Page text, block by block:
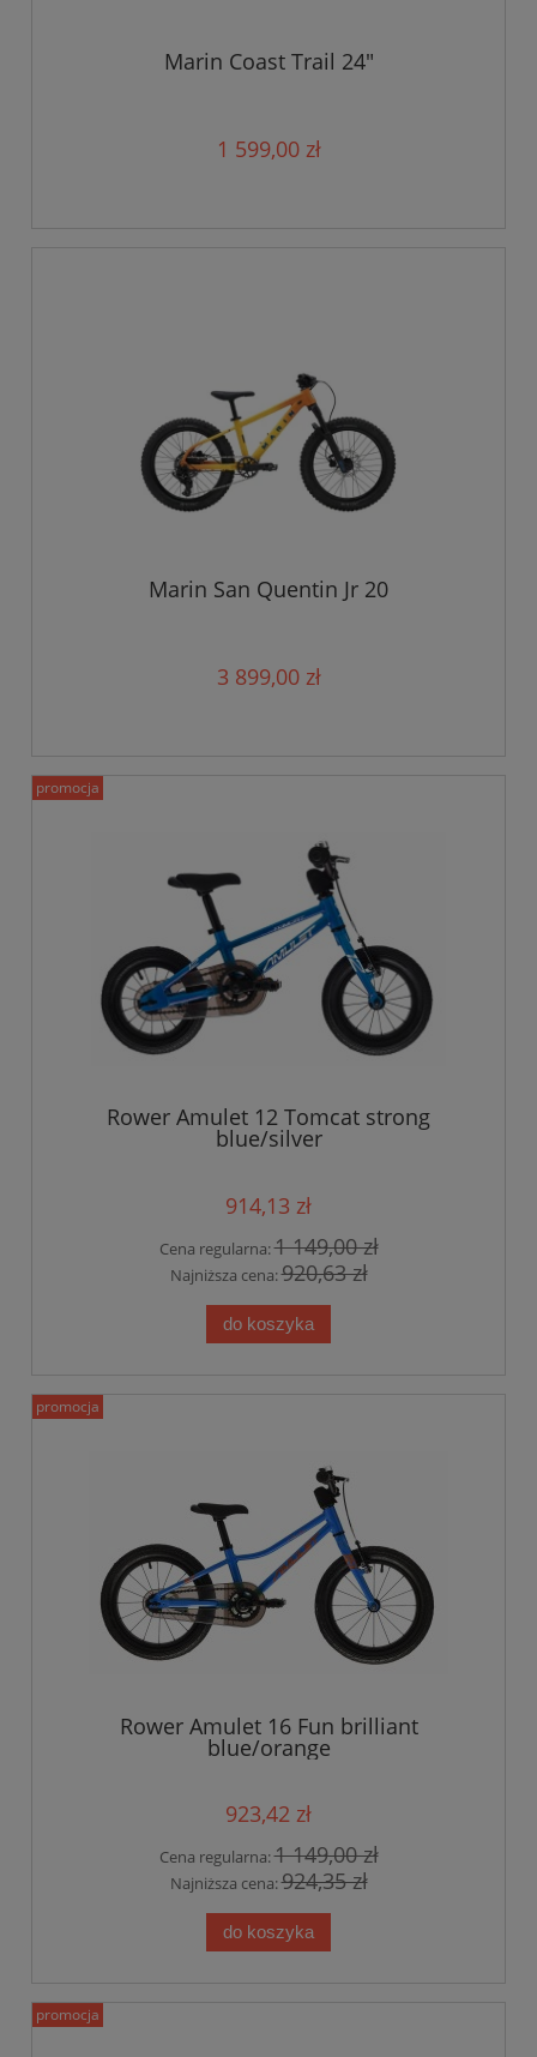
Marin Coast Trail 24"
1 599,00 zł
Marin San Quentin Jr 20
3 899,00 zł
Rower Amulet 12 Tomcat strong
blue/silver
914,13 zł
Cena regularna:1 149,00 zł
Najniższa cena:920,63 zł
do koszyka
promocja
Rower Amulet 16 Fun brilliant
blue/orange
923,42 zł
Cena regularna:1 149,00 zł
Najniższa cena:924,35 zł
do koszyka
promocja
promocja